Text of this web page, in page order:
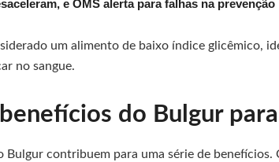
e OMS alerta para falhas na prevenção
um alimento de baixo índice glicêmico,
no sangue.
do Bulgur
Bulgur contribuem para uma série de benefícios.